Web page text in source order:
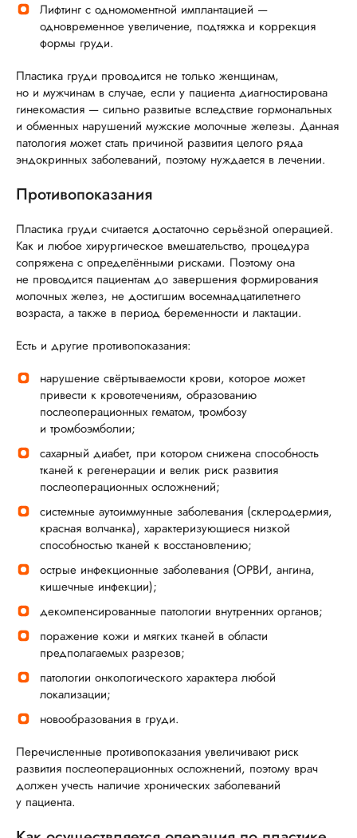
Лифтинг с одномоментной имплантацией —
одновременное увеличение, подтяжка и коррекция
формы груди.
Пластика груди проводится не только женщинам,
но и мужчинам в случае, если у пациента диагностирована
гинекомастия — сильно развитые вследствие гормональных
и обменных нарушений мужские молочные железы. Данная
патология может стать причиной развития целого ряда
эндокринных заболеваний, поэтому нуждается в лечении.
Противопоказания
Пластика груди считается достаточно серьёзной операцией.
Как и любое хирургическое вмешательство, процедура
сопряжена с определёнными рисками. Поэтому она
не проводится пациентам до завершения формирования
молочных желез, не достигшим восемнадцатилетнего
возраста, а также в период беременности и лактации.
Есть и другие противопоказания:
нарушение свёртываемости крови, которое может
привести к кровотечениям, образованию
послеоперационных гематом, тромбозу
и тромбоэмболии;
сахарный диабет, при котором снижена способность
тканей к регенерации и велик риск развития
послеоперационных осложнений;
системные аутоиммунные заболевания (склеродермия,
красная волчанка), характеризующиеся низкой
способностью тканей к восстановлению;
острые инфекционные заболевания (ОРВИ, ангина,
кишечные инфекции);
декомпенсированные патологии внутренних органов;
поражение кожи и мягких тканей в области
предполагаемых разрезов;
патологии онкологического характера любой
локализации;
новообразования в груди.
Перечисленные противопоказания увеличивают риск
развития послеоперационных осложнений, поэтому врач
должен учесть наличие хронических заболеваний
у пациента.